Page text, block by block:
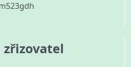
zřizovatel